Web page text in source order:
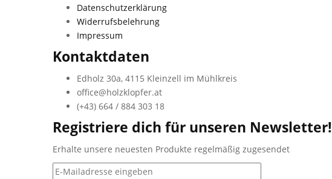
Datenschutzerklärung
Widerrufsbelehrung
Impressum
Kontaktdaten
Edholz 30a, 4115 Kleinzell im Mühlkreis
office@holzklopfer.at
(+43) 664 / 884 303 18
Registriere dich für unseren Newsletter!
Erhalte unsere neuesten Produkte regelmäßig zugesendet